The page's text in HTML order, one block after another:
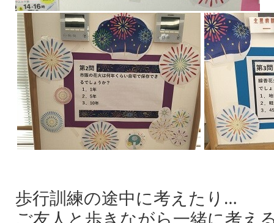
歩行訓練の途中に考えたり…
ご友人と歩きながら一緒に考え